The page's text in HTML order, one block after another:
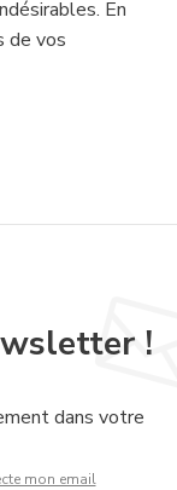
En
de vos
!
dans votre
mon email